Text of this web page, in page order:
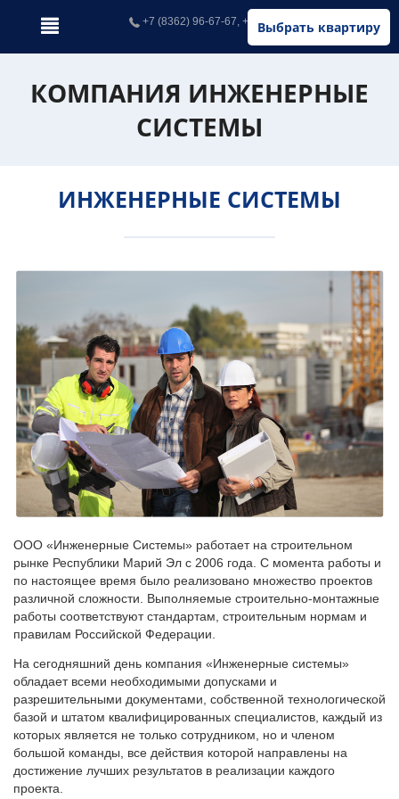
Выбрать квартиру
+7 (8362) 96-67-67, +7 (902) 326-67-67
КОМПАНИЯ ИНЖЕНЕРНЫЕ
СИСТЕМЫ
ИНЖЕНЕРНЫЕ СИСТЕМЫ
ООО «Инженерные Системы» работает на строительном
рынке Республики Марий Эл с 2006 года. С момента работы и
по настоящее время было реализовано множество проектов
различной сложности. Выполняемые строительно-монтажные
работы соответствуют стандартам, строительным нормам и
правилам Российской Федерации.
На сегодняшний день компания «Инженерные системы»
обладает всеми необходимыми допусками и
разрешительными документами, собственной технологической
базой и штатом квалифицированных специалистов, каждый из
которых является не только сотрудником, но и членом
большой команды, все действия которой направлены на
достижение лучших результатов в реализации каждого
проекта.